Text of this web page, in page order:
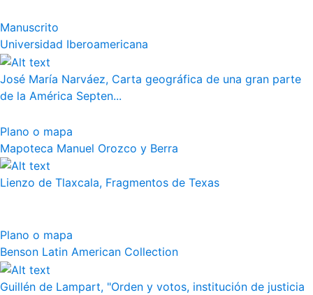
Manuscrito
Universidad Iberoamericana
José María Narváez, Carta geográfica de una gran parte
de la América Septen...
Plano o mapa
Mapoteca Manuel Orozco y Berra
Lienzo de Tlaxcala, Fragmentos de Texas
Plano o mapa
Benson Latin American Collection
Guillén de Lampart, "Orden y votos, institución de justicia